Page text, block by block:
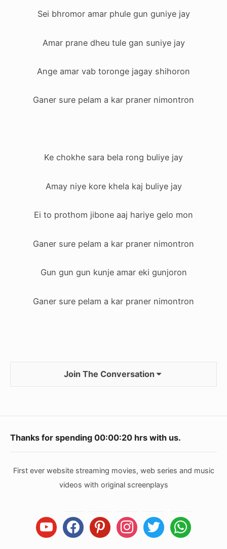
Sei bhromor amar phule gun guniye jay
Amar prane dheu tule gan suniye jay
Ange amar vab toronge jagay shihoron
Ganer sure pelam a kar praner nimontron
Ke chokhe sara bela rong buliye jay
Amay niye kore khela kaj buliye jay
Ei to prothom jibone aaj hariye gelo mon
Ganer sure pelam a kar praner nimontron
Gun gun gun kunje amar eki gunjoron
Ganer sure pelam a kar praner nimontron
Join The Conversation
Footer
Area
Thanks for spending 00:00:20 hrs with us.
First ever website streaming movies, web series and music
videos with original screenplays
youtubefacebookpinterestinstagramtwitter whatsapp